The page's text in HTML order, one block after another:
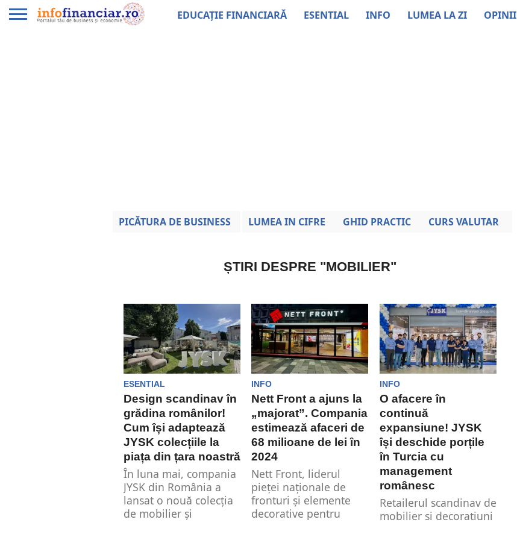
EDUCAȚIE FINANCIARĂ ESENTIAL INFO LUMEA LA ZI OPINII
PICĂTURA DE BUSINESS LUMEA IN CIFRE GHID PRACTIC CURS VALUTAR
ȘTIRI DESPRE "MOBILIER"
ESENTIAL
Design scandinav în
grădina românilor!
Cum își adaptează
JYSK colecțiile la
piața din țara noastră
În luna mai, compania
JYSK din România a
lansat o nouă colecția
de mobilier și
INFO
Nett Front a ajuns la
„majorat”. Compania
estimează afaceri de
68 milioane de lei ȋn
2024
Nett Front, liderul
pieței naționale de
fronturi și elemente
decorative pentru
INFO
O afacere în
continuă
expansiune! JYSK
își deschide porțile
în Turcia cu
management
românesc
Retailerul scandinav de
mobilier și decorațiuni